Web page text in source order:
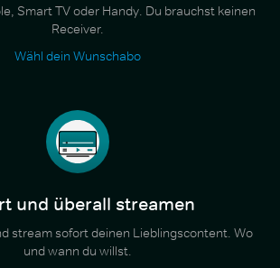
Smart TV oder Handy. Du brauchst keinen
Receiver.
Wähl dein Wunschabo
und überall streamen
stream sofort deinen Lieblingscontent. Wo
und wann du willst.